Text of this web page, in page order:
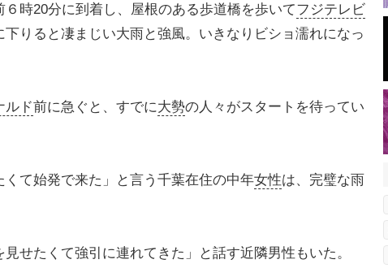
時20分に到着し、屋根のある歩道橋を歩いてフジテレビ
りると凄まじい大雨と強風。いきなりビショ濡れになっ
ルド前に急ぐと、すでに大勢の人々がスタートを待ってい
くて始発で来た」と言う千葉在住の中年女性は、完璧な雨
見せたくて強引に連れてきた」と話す近隣男性もいた。